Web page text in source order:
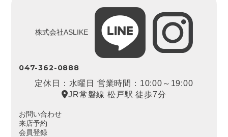
株式会社ASLIKE
047-362-0888
定休日：水曜日 営業時間：10:00～19:00
JR常磐線 松戸駅 徒歩7分
お問い合わせ
来店予約
会員登録